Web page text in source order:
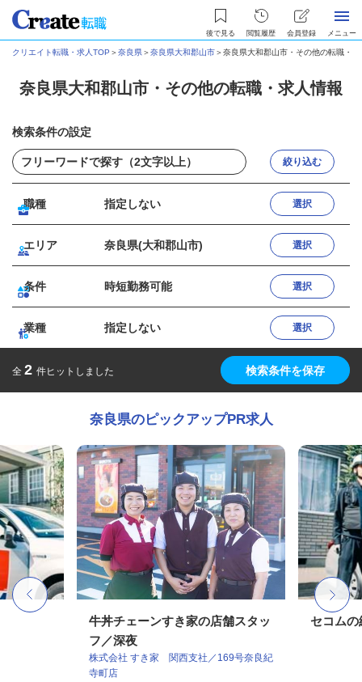
後で見る 閲覧履歴 会員登録 メニュー
クリエイト転職・求人TOP ＞奈良県＞奈良県大和郡山市＞奈良県大和郡山市・その他の転職・求
奈良県大和郡山市・その他の転職・求人情報
検索条件の設定
絞り込む
職種 指定しない 選択
エリア 奈良県(大和郡山市) 選択
条件 時短勤務可能 選択
業種 指定しない 選択
全 2 件ヒットしました 検索条件を保存
奈良県のピックアップPR求人
牛丼チェーンすき家の店舗スタッ
フ／深夜
株式会社 すき家 関西支社／169号奈良紀
寺町店
セコムの